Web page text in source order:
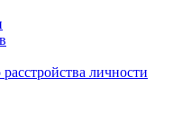
личности